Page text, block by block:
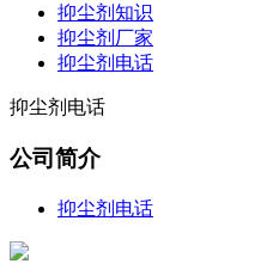
抑尘剂知识
抑尘剂厂家
抑尘剂电话
抑尘剂电话
公司简介
抑尘剂电话